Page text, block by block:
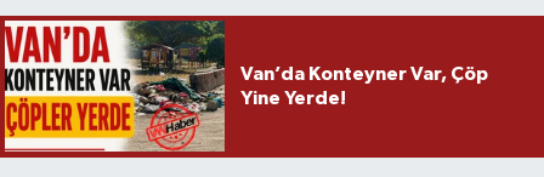
Van’da Konteyner Var, Çöp
Yine Yerde!